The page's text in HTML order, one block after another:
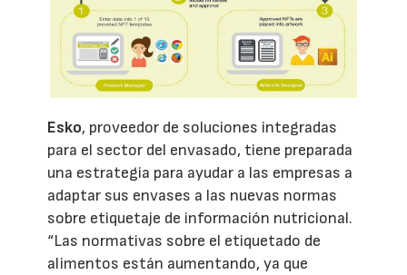
Esko, proveedor de soluciones integradas
para el sector del envasado, tiene preparada
una estrategia para ayudar a las empresas a
adaptar sus envases a las nuevas normas
sobre etiquetaje de información nutricional.
“Las normativas sobre el etiquetado de
alimentos están aumentando, ya que